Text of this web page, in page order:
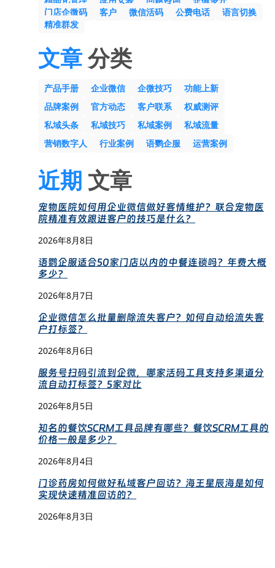
门店企微码
客户 微信活码 公费电话
语言切换
精准群发
文章分类
产品手册 企业微信 企微技巧
功能上新
品牌案例
官方动态 客户联系
权威测评
私域头条
私域技巧 私域案例
私域流量
营销数字人
行业案例 语鹦企服 运营案例
近期 文章
宠物医院如何用企业微信做好客情维护？联合宠物医
院精准有效跟进客户的技巧是什么？
2026年8月8日
语鹦企服适合50家门店以内的中餐连锁吗？年费大概
多少？
2026年8月7日
企业微信怎么批量删除流失客户？如何自动给流失客
户打标签？
2026年8月6日
服务号扫码引流到企微，哪家活码工具支持多渠道分
流自动打标签？5家对比
2026年8月5日
知名的餐饮SCRM工具品牌有哪些？餐饮SCRM工具的
价格一般是多少？
2026年8月4日
门诊药房如何做好私域客户回访？海王星辰海是如何
实现快速精准回访的？
2026年8月3日